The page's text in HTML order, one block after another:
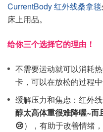
CurrentBody 红外线桑拿毯
床上用品。
给你三个选择它的理由！
不需要运动就可以消耗
卡，可以在放松的过程
缓解压力和焦虑：红外
醇太高体重很难降喔~
😢），有助于改善情绪